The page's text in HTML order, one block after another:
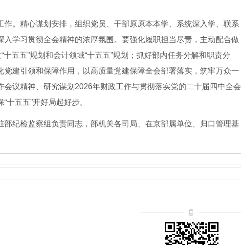
精心谋划安排，组织党员、干部原原本本学、系统深入学、联系
学习贯彻全会精神的浓厚氛围。要强化履职担当尽责，主动配合做
五五”规划和会计领域“十五五”规划；抓好部内任务分解和职责分
建引领和保障作用，以高质量党建保障全会部署落实，筑牢万众一
议精神、研究谋划2026年财政工作与贯彻落实党的二十届四中全会
十五五”开好局起好步。
检监察组负责同志，部机关各司局、在京部属单位、归口管理基